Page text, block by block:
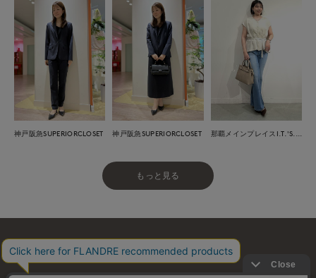
神戸阪急SUPERIORCLOSET 神戸阪急SUPERIORCLOSET
もっと見る